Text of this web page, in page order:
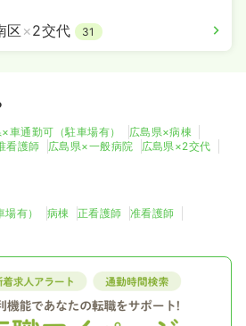
区 ×2交代 31
車通勤可（駐車場有）
広島県×病棟
看護師 広島県×一般病院 広島県×2交代
有） 病棟 正看護師
准看護師